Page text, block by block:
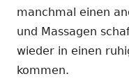
manchmal einen
und Massagen
wieder in einen
kommen.